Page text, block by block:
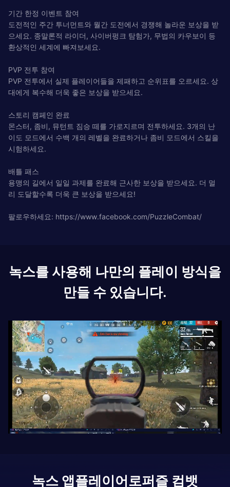
기간 한정 이벤트 참여
도전적인 주간 투너먼트와 월간 도전에서 경쟁해 놀라운 보상을 받
으세요. 종말론적 라이더, 사이버펑크 탐험가, 무법의 카우보이 등
환상적인 세계에 빠져보세요.
PVP 전투 참여
PVP 전투에서 실제 플레이어들을 제패하고 순위표를 오르세요. 상
대에게 복수해 더욱 좋은 보상을 받으세요.
스토리 캠페인 완료
몬스터, 좀비, 뮤턴트 짐승 떼를 가로지르며 전투하세요. 3개의 난
이도 모드에서 수백 개의 레벨을 완료하거나 좀비 모드에서 스킬을
시험하세요.
배틀 패스
용맹의 길에서 일일 과제를 완료해 근사한 보상을 받으세요. 더 멀
리 도달할수록 더욱 큰 보상을 받으세요!
팔로우하세요: https://www.facebook.com/PuzzleCombat/
녹스를 사용해 나만의 플레이 방식을
만들 수 있습니다.
녹스 앱플레이어로퍼즐 컴뱃